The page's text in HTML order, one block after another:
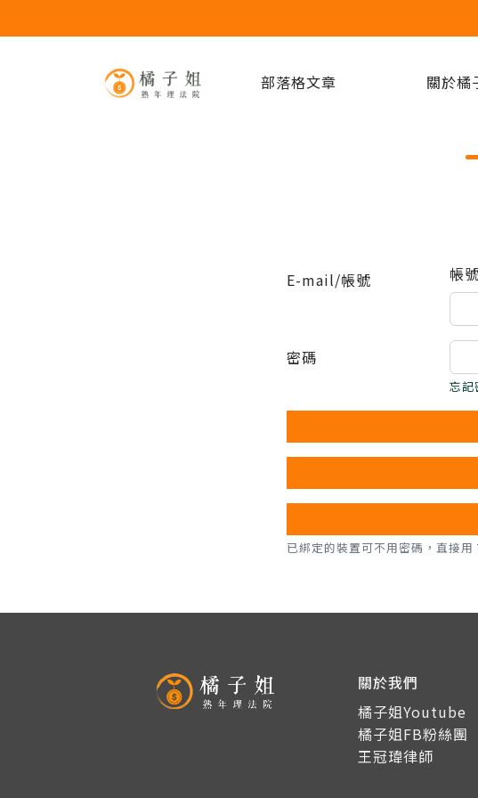
部落格文章 關於橘
E-mail/帳號 帳
密碼
忘記
已綁定的裝置可不用密碼，直接
關於我們
橘子姐Youtube
橘子姐FB粉絲團
王冠瑋律師